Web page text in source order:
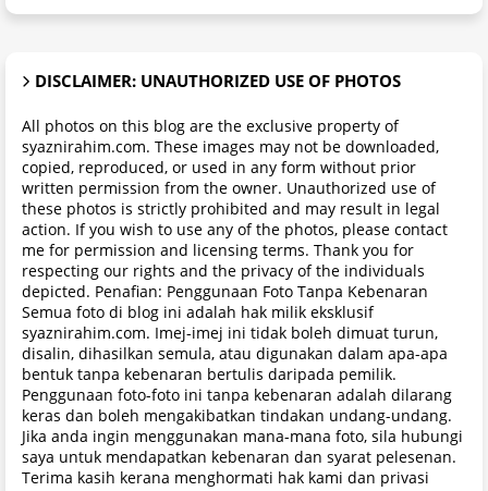
DISCLAIMER: UNAUTHORIZED USE OF PHOTOS
All photos on this blog are the exclusive property of
syaznirahim.com. These images may not be downloaded,
copied, reproduced, or used in any form without prior
written permission from the owner. Unauthorized use of
these photos is strictly prohibited and may result in legal
action. If you wish to use any of the photos, please contact
me for permission and licensing terms. Thank you for
respecting our rights and the privacy of the individuals
depicted. Penafian: Penggunaan Foto Tanpa Kebenaran
Semua foto di blog ini adalah hak milik eksklusif
syaznirahim.com. Imej-imej ini tidak boleh dimuat turun,
disalin, dihasilkan semula, atau digunakan dalam apa-apa
bentuk tanpa kebenaran bertulis daripada pemilik.
Penggunaan foto-foto ini tanpa kebenaran adalah dilarang
keras dan boleh mengakibatkan tindakan undang-undang.
Jika anda ingin menggunakan mana-mana foto, sila hubungi
saya untuk mendapatkan kebenaran dan syarat pelesenan.
Terima kasih kerana menghormati hak kami dan privasi